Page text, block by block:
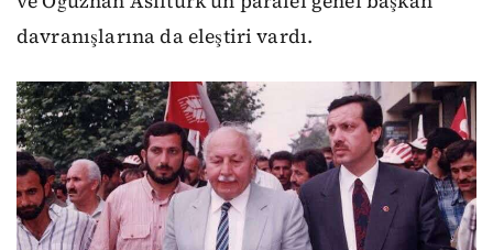
davranışlarına da eleştiri vardı.